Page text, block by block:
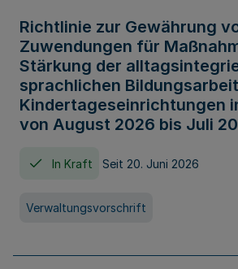
Richtlinie zur Gewährung
Zuwendungen für
Stärkung der
sprachlichen
Kindertageseinrichtungen
von August 2026 bis Juli
In Kraft Seit 20. Juni 2026
Verwaltungsvorschrift